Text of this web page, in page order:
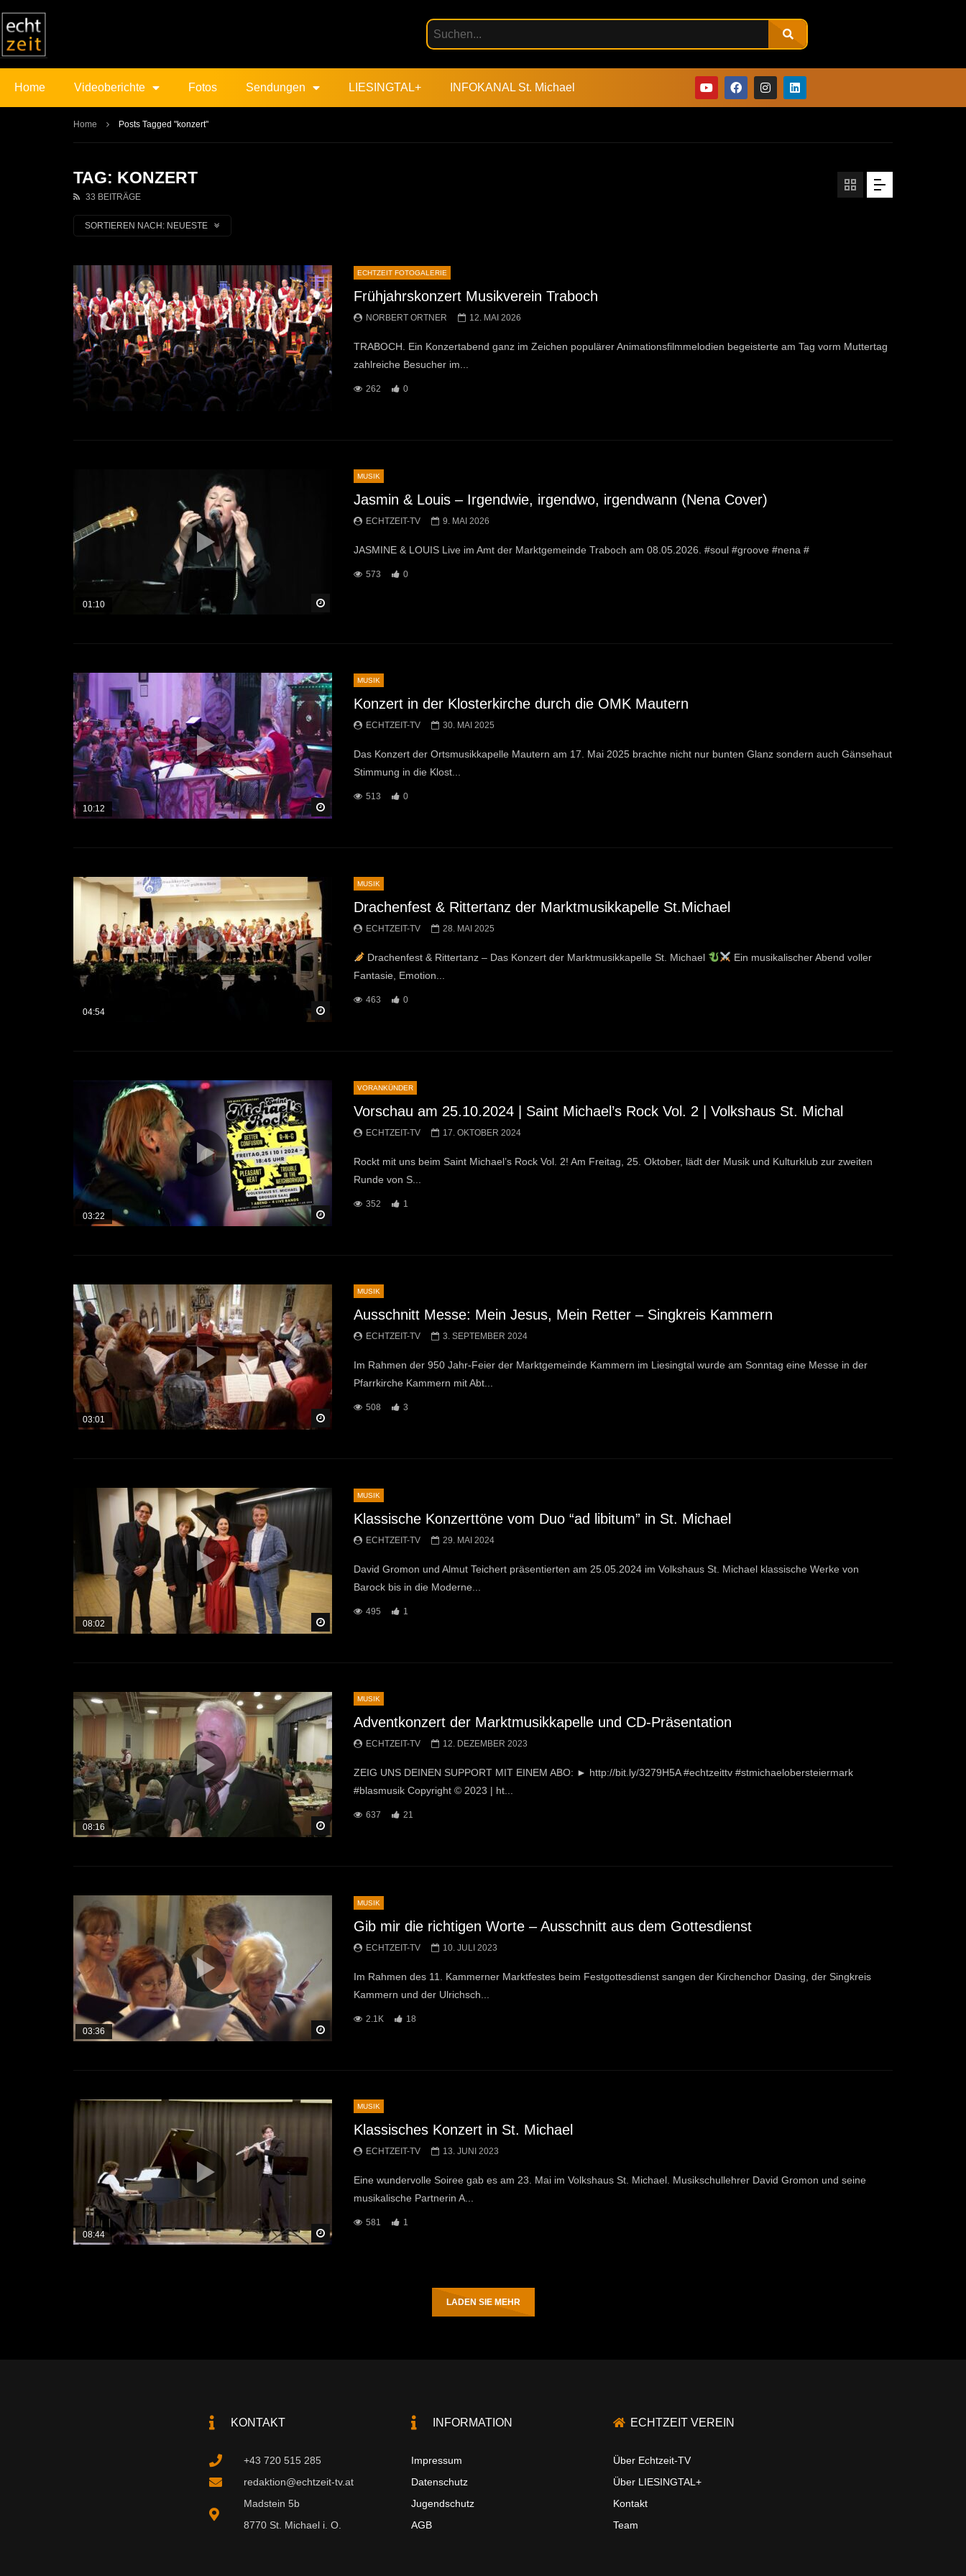
Home Videoberichte Fotos Sendungen LIESINGTAL+ INFOKANAL St. Michael
Home Posts Tagged "konzert"
TAG: KONZERT
33 BEITRÄGE
SORTIEREN NACH: NEUESTE
ECHTZEIT FOTOGALERIE
Frühjahrskonzert Musikverein Traboch
NORBERT ORTNER 12. MAI 2026
TRABOCH. Ein Konzertabend ganz im Zeichen populärer Animationsfilmmelodien begeisterte am Tag vorm Muttertag
zahlreiche Besucher im...
262 0
01:10
MUSIK
Jasmin & Louis – Irgendwie, irgendwo, irgendwann (Nena Cover)
ECHTZEIT-TV 9. MAI 2026
JASMINE & LOUIS Live im Amt der Marktgemeinde Traboch am 08.05.2026. #soul #groove #nena #
573 0
10:12
MUSIK
Konzert in der Klosterkirche durch die OMK Mautern
ECHTZEIT-TV 30. MAI 2025
Das Konzert der Ortsmusikkapelle Mautern am 17. Mai 2025 brachte nicht nur bunten Glanz sondern auch Gänsehaut
Stimmung in die Klost...
513 0
04:54
MUSIK
Drachenfest & Rittertanz der Marktmusikkapelle St.Michael
ECHTZEIT-TV 28. MAI 2025
Drachenfest & Rittertanz – Das Konzert der Marktmusikkapelle St. Michael
Ein musikalischer Abend voller
Fantasie, Emotion...
463 0
03:22
VORANKÜNDER
Vorschau am 25.10.2024 | Saint Michael’s Rock Vol. 2 | Volkshaus St. Michal
ECHTZEIT-TV 17. OKTOBER 2024
Rockt mit uns beim Saint Michael’s Rock Vol. 2! Am Freitag, 25. Oktober, lädt der Musik und Kulturklub zur zweiten
Runde von S...
352 1
03:01
MUSIK
Ausschnitt Messe: Mein Jesus, Mein Retter – Singkreis Kammern
ECHTZEIT-TV 3. SEPTEMBER 2024
Im Rahmen der 950 Jahr-Feier der Marktgemeinde Kammern im Liesingtal wurde am Sonntag eine Messe in der
Pfarrkirche Kammern mit Abt...
508 3
08:02
MUSIK
Klassische Konzerttöne vom Duo “ad libitum” in St. Michael
ECHTZEIT-TV 29. MAI 2024
David Gromon und Almut Teichert präsentierten am 25.05.2024 im Volkshaus St. Michael klassische Werke von
Barock bis in die Moderne...
495 1
08:16
MUSIK
Adventkonzert der Marktmusikkapelle und CD-Präsentation
ECHTZEIT-TV 12. DEZEMBER 2023
ZEIG UNS DEINEN SUPPORT MIT EINEM ABO: ► http://bit.ly/3279H5A #echtzeittv #stmichaelobersteiermark
#blasmusik Copyright © 2023 | ht...
637 21
03:36
MUSIK
Gib mir die richtigen Worte – Ausschnitt aus dem Gottesdienst
ECHTZEIT-TV 10. JULI 2023
Im Rahmen des 11. Kammerner Marktfestes beim Festgottesdienst sangen der Kirchenchor Dasing, der Singkreis
Kammern und der Ulrichsch...
2.1K 18
Später Ansehen
08:44
MUSIK
Klassisches Konzert in St. Michael
ECHTZEIT-TV 13. JUNI 2023
Eine wundervolle Soiree gab es am 23. Mai im Volkshaus St. Michael. Musikschullehrer David Gromon und seine
musikalische Partnerin A...
581 1
LADEN SIE MEHR
KONTAKT
+43 720 515 285
redaktion@echtzeit-tv.at
Madstein 5b
8770 St. Michael i. O.
INFORMATION
Impressum
Datenschutz
Jugendschutz
AGB
ECHTZEIT VEREIN
Über Echtzeit-TV
Über LIESINGTAL+
Kontakt
Team